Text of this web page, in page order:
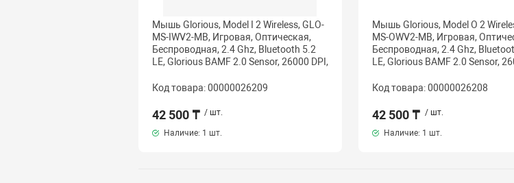
Мышь Glorious, Model I 2 Wireless, GLO-
MS-IWV2-MB, Игровая, Оптическая,
Беспроводная, 2.4 Ghz, Bluetooth 5.2
LE, Glorious BAMF 2.0 Sensor, 26000 DPI,
Код товара: 00000026209
42 500 ₸ / шт.
Наличие: 1 шт.
Мышь Glorious, Model O 2
MS-OWV2-MB, Игровая,
Беспроводная, 2.4 Ghz,
LE, Glorious BAMF 2.0 Sensor,
Код товара: 00000026208
42 500 ₸ / шт.
Наличие: 1 шт.